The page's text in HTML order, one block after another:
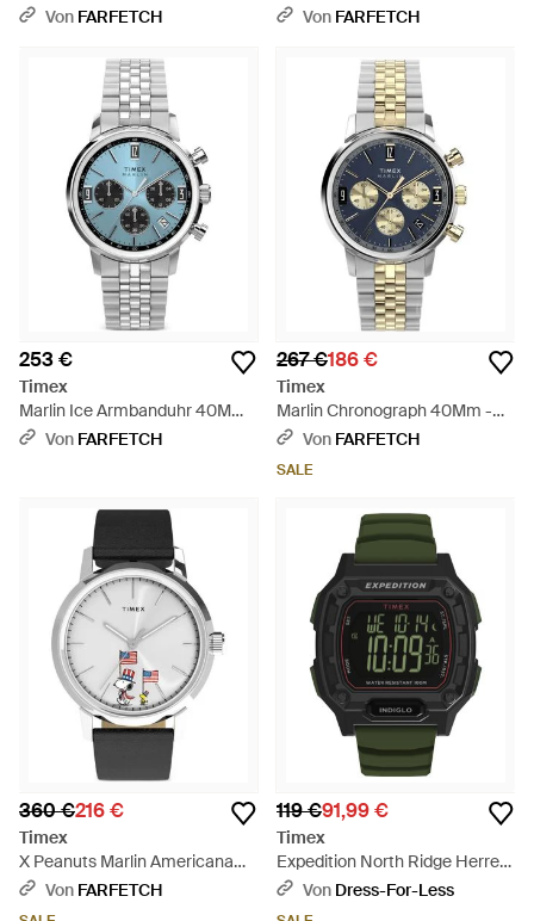
40Mm - Grau
Von FARFETCH
Von FARFETCH
253 €
Timex
Marlin Ice Armbanduhr 40Mm -
GrauVon FARFETCH
267 €186 €
Timex
Marlin Chronograph 40Mm -
Mettallic
Von FARFETCH
SALE
360 €216 €
Timex
X Peanuts Marlin Americana
Armbanduhr 40Mm - Grau
Von FARFETCH
119 €91,99 €
Timex
Expedition North Ridge Herren
Armbanduhr Tw4B34500 -
Von Dress-For-Less